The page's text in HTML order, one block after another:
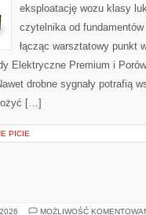
eksploatację wozu klasy
czytelnika od
łącząc warsztatowy punkt
Elektryczne Premium i
drobne sygnały potrafią
[…]
PICIE
MOŻLIWOŚĆ